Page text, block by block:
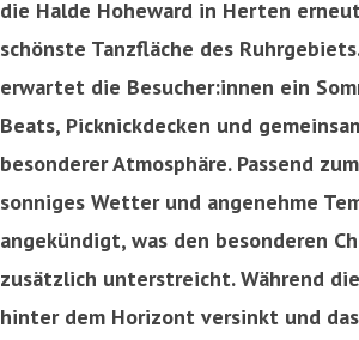
die Halde Hoheward in Herten
schönste Tanzfläche des
erwartet die Besucher:innen ein
Beats, Picknickdecken und
besonderer Atmosphäre. Passend
sonniges Wetter und angenehme
angekündigt, was den besonderen
zusätzlich unterstreicht. Während
hinter dem Horizont versinkt und